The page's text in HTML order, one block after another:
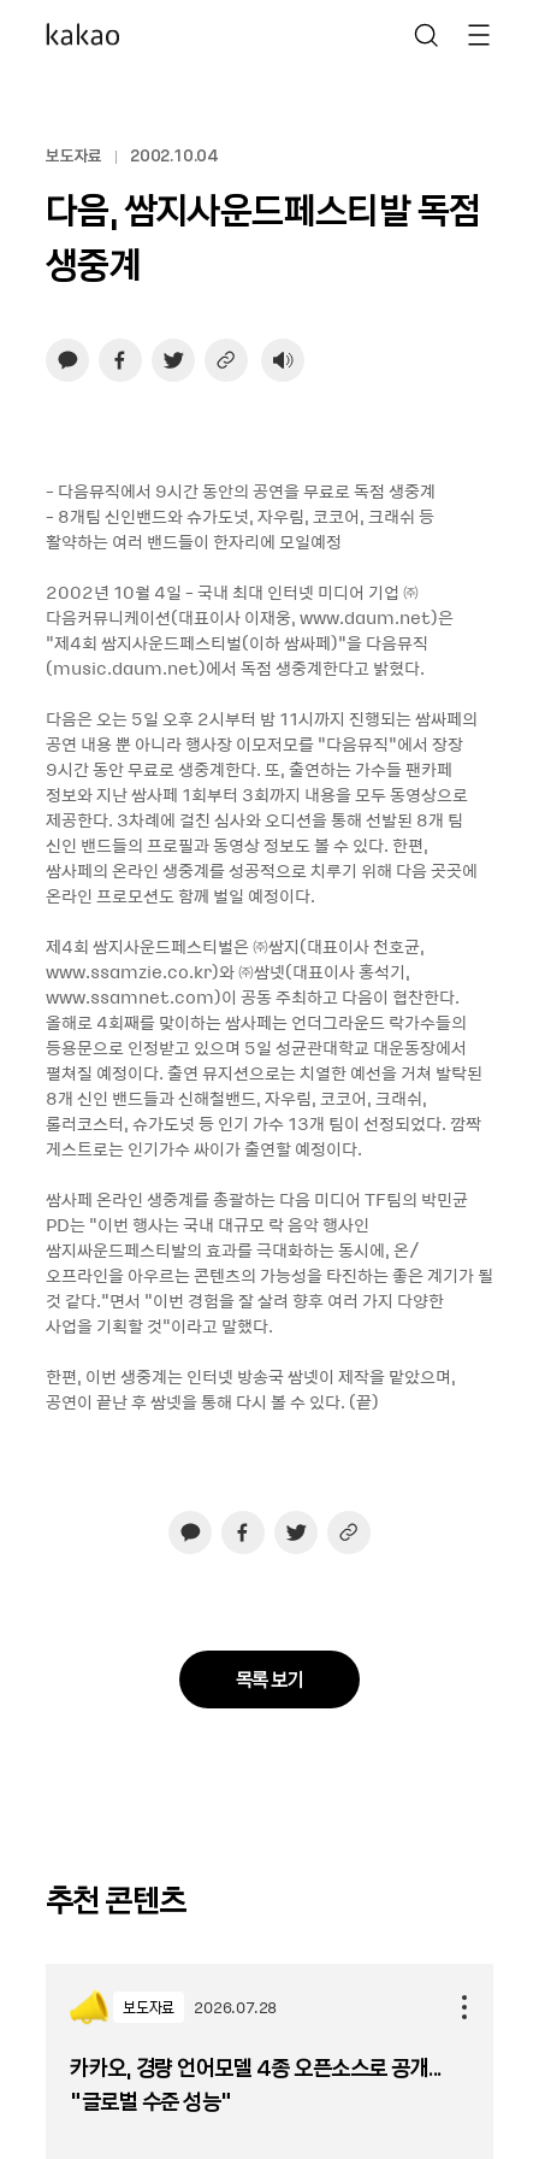
보도자료 2002.10.04
다음, 쌈지사운드페스티발 독점
생중계
- 다음뮤직에서 9시간 동안의 공연을 무료로 독점 생중계
- 8개팀 신인밴드와 슈가도넛, 자우림, 코코어, 크래쉬 등
활약하는 여러 밴드들이 한자리에 모일예정
2002년 10월 4일 - 국내 최대 인터넷 미디어 기업 ㈜
다음커뮤니케이션(대표이사 이재웅, www.daum.net)은
“제4회 쌈지사운드페스티벌(이하 쌈싸페)“을 다음뮤직
(music.daum.net)에서 독점 생중계한다고 밝혔다.
다음은 오는 5일 오후 2시부터 밤 11시까지 진행되는 쌈싸페의
공연 내용 뿐 아니라 행사장 이모저모를 “다음뮤직“에서 장장
9시간 동안 무료로 생중계한다. 또, 출연하는 가수들 팬카페
정보와 지난 쌈사페 1회부터 3회까지 내용을 모두 동영상으로
제공한다. 3차례에 걸친 심사와 오디션을 통해 선발된 8개 팀
신인 밴드들의 프로필과 동영상 정보도 볼 수 있다. 한편,
쌈사페의 온라인 생중계를 성공적으로 치루기 위해 다음 곳곳에
온라인 프로모션도 함께 벌일 예정이다.
제4회 쌈지사운드페스티벌은 ㈜쌈지(대표이사 천호균,
www.ssamzie.co.kr)와 ㈜쌈넷(대표이사 홍석기,
www.ssamnet.com)이 공동 주최하고 다음이 협찬한다.
올해로 4회째를 맞이하는 쌈사페는 언더그라운드 락가수들의
등용문으로 인정받고 있으며 5일 성균관대학교 대운동장에서
펼쳐질 예정이다. 출연 뮤지션으로는 치열한 예선을 거쳐 발탁된
8개 신인 밴드들과 신해철밴드, 자우림, 코코어, 크래쉬,
롤러코스터, 슈가도넛 등 인기 가수 13개 팀이 선정되었다. 깜짝
게스트로는 인기가수 싸이가 출연할 예정이다.
쌈사페 온라인 생중계를 총괄하는 다음 미디어 TF팀의 박민균
PD는 "이번 행사는 국내 대규모 락 음악 행사인
쌈지싸운드페스티발의 효과를 극대화하는 동시에, 온/
오프라인을 아우르는 콘텐츠의 가능성을 타진하는 좋은 계기가 될
것 같다."면서 "이번 경험을 잘 살려 향후 여러 가지 다양한
사업을 기획할 것"이라고 말했다.
한편, 이번 생중계는 인터넷 방송국 쌈넷이 제작을 맡았으며,
공연이 끝난 후 쌈넷을 통해 다시 볼 수 있다. (끝)
목록 보기
추천 콘텐츠
보도자료 2026.07.28
카카오, 경량 언어모델 4종 오픈소스로 공개...
“글로벌 수준 성능”